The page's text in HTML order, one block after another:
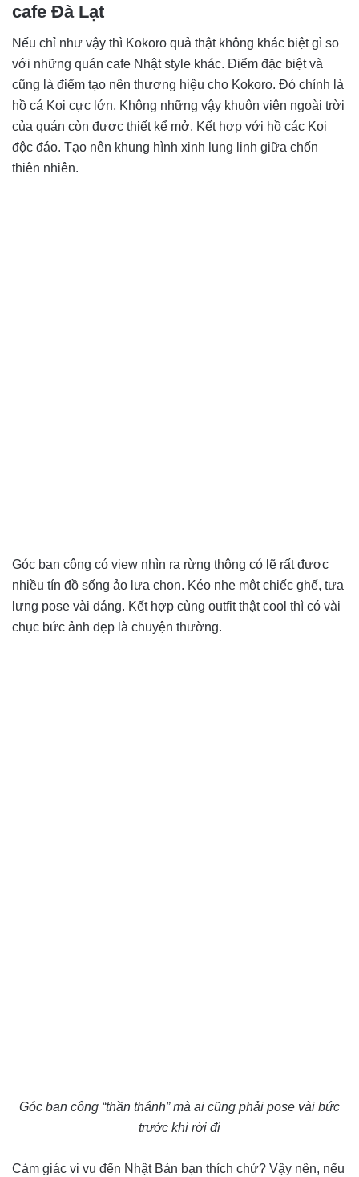
cafe Đà Lạt
Nếu chỉ như vậy thì Kokoro quả thật không khác biệt gì so
với những quán cafe Nhật style khác. Điểm đặc biệt và
cũng là điểm tạo nên thương hiệu cho Kokoro. Đó chính là
hồ cá Koi cực lớn. Không những vậy khuôn viên ngoài trời
của quán còn được thiết kể mở. Kết hợp với hồ các Koi
độc đáo. Tạo nên khung hình xinh lung linh giữa chốn
thiên nhiên.
Góc ban công có view nhìn ra rừng thông có lẽ rất được
nhiều tín đồ sống ảo lựa chọn. Kéo nhẹ một chiếc ghế, tựa
lưng pose vài dáng. Kết hợp cùng outfit thật cool thì có vài
chục bức ảnh đẹp là chuyện thường.
Góc ban công “thần thánh” mà ai cũng phải pose vài bức
trước khi rời đi
Cảm giác vi vu đến Nhật Bản bạn thích chứ? Vậy nên, nếu